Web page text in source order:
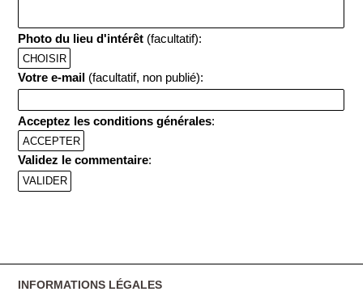
Photo du lieu d'intérêt (facultatif):
CHOISIR
Votre e-mail (facultatif, non publié):
Acceptez les conditions générales:
ACCEPTER
Validez le commentaire:
INFORMATIONS LÉGALES